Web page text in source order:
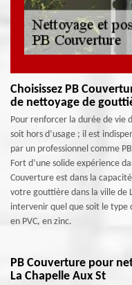
Choisissez PB
de nettoyage de
Pour renforcer la durée de vie
soit hors d’usage ; il est
par un professionnel comme
Fort d’une solide expérience
Couverture est dans la
votre gouttière dans la ville de
intervenir quel que soit le
en PVC, en zinc.
PB Couverture pour
La Chapelle Aux St